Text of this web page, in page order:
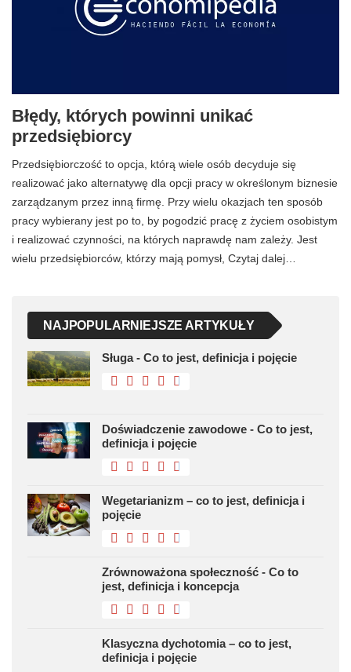
Błędy, których powinni unikać
przedsiębiorcy
Przedsiębiorczość to opcja, którą wiele osób decyduje się
realizować jako alternatywę dla opcji pracy w określonym biznesie
zarządzanym przez inną firmę. Przy wielu okazjach ten sposób
pracy wybierany jest po to, by pogodzić pracę z życiem osobistym
i realizować czynności, na których naprawdę nam zależy. Jest
wielu przedsiębiorców, którzy mają pomysł, Czytaj dalej…
NAJPOPULARNIEJSZE ARTYKUŁY
Sługa - Co to jest, definicja i pojęcie
Doświadczenie zawodowe - Co to jest,
definicja i pojęcie
Wegetarianizm – co to jest, definicja i
pojęcie
Zrównoważona społeczność - Co to
jest, definicja i koncepcja
Klasyczna dychotomia – co to jest,
definicja i pojęcie